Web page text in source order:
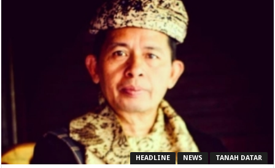
HEADLINE NEWS TANAH DATAR